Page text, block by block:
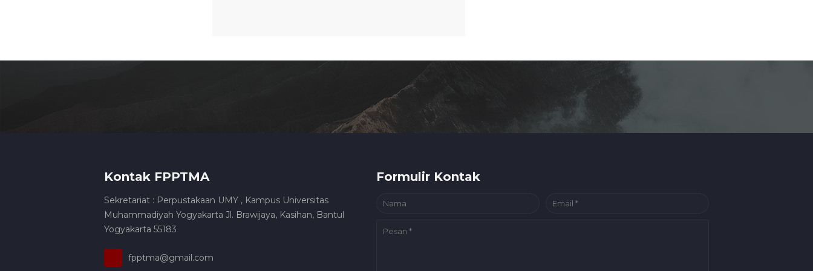
Kontak FPPTMA
Sekretariat : Perpustakaan UMY , Kampus Universitas
Muhammadiyah Yogyakarta Jl. Brawijaya, Kasihan, Bantul
Yogyakarta 55183
fpptma@gmail.com
Formulir Kontak